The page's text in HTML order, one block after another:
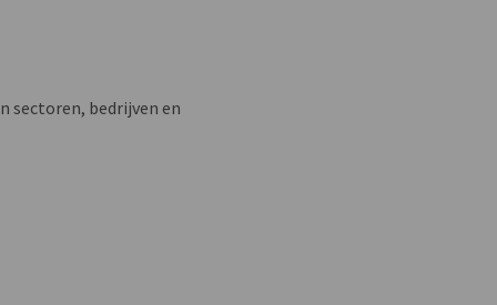
sectoren, bedrijven en